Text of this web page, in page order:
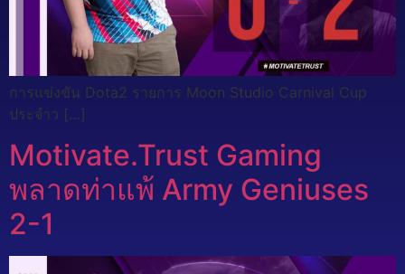
การแข่งขัน Dota2 รายการ Moon Studio Carnival Cup
ประจำว […]
Motivate.Trust Gaming
พลาดท่าแพ้ Army Geniuses
2-1